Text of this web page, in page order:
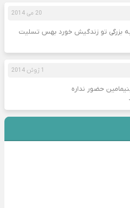
20 می 2014
بزرگی تو زندگیش خورد بهس تسلیت
1 ژوئن 2014
حضور نداره